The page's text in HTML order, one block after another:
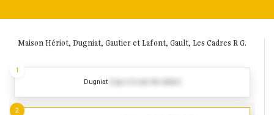
Maison Hériot, Dugniat, Gautier et Lafont, Gault, Les Cadres R G.
Dugniat
1
2